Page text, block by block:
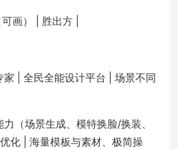
画） | 胜出方 |
家 | 全民全能设计平台 | 场景不同
（场景生成、模特换脸/换装、
化 | 海量模板与素材、极简操